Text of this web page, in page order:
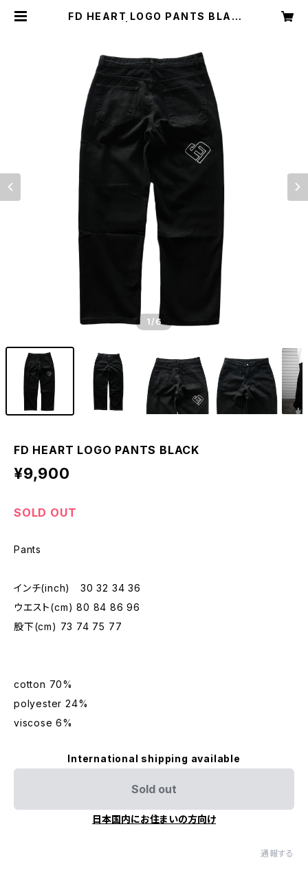
FD HEART LOGO PANTS BLAC
1 /6
FD HEART LOGO PANTS BLACK
¥9,900
SOLD OUT
Pants
インチ(inch) 30 32 34 36
ウエスト(cm) 80 84 86 96
股下(cm) 73 74 75 77
cotton 70%
polyester 24%
viscose 6%
International shipping available
Sold out
日本国内にお住まいの方向け
通報する